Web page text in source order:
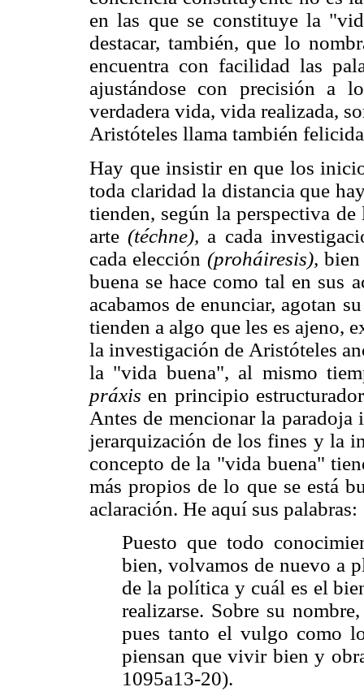
en las que se constituye la
destacar, también, que lo
encuentra con facilidad las
ajustándose con precisión a
verdadera vida, vida realizada,
Aristóteles llama también
Hay que insistir en que los
toda claridad la distancia que
tienden, según la perspectiva
arte(téchne), a cada
cada elección (proháiresis),
buena se hace como tal en sus
acabamos de enunciar, agotan
tienden a algo que les es ajeno,
la investigación de Aristóteles
la "vida buena", al mismo
práxis en principio
Antes de mencionar la
jerarquización de los fines y la
concepto de la "vida buena"
más propios de lo que se está
aclaración. He aquí sus palabras:
Puesto que todo
bien, volvamos de nuevo a
de la política y cuál es el
realizarse. Sobre su
pues tanto el vulgo como
piensan que vivir bien y
1095a13-20).